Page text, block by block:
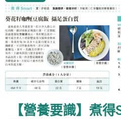
【營養要識】煮